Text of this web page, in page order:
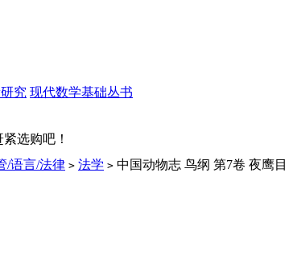
究 现代数学基础丛书
选购吧！
/语言/法律 > 法学 > 中国动物志 鸟纲 第7卷 夜鹰目